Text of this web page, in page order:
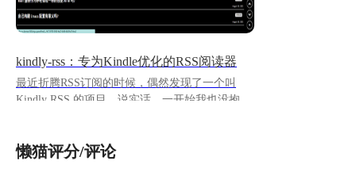
kindly-rss：专为Kindle优化的RSS阅读器
最近折腾RSS订阅的时候，偶然发现了一个叫
Kindly RSS 的项目。说实话，一开始我也没抱太
这个项目到底是啥？ 简单来说，Kindly RSS
懒猫评分/评论